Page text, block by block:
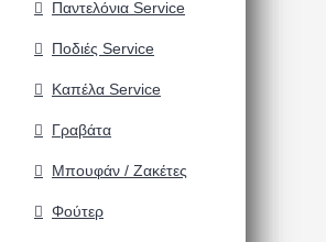
Παντελόνια Service
Ποδιές Service
Καπέλα Service
Γραβάτα
Μπουφάν / Ζακέτες
Φούτερ